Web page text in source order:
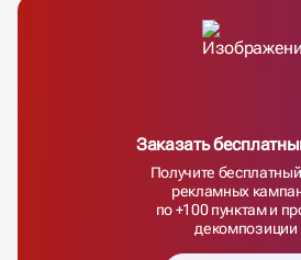
Заказать
Получите
рекламных
по +100 пунктам и
декомпозиции